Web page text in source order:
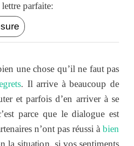
parfaite:
une chose qu’il ne faut pas
. Il arrive à beaucoup de
et parfois d’en arriver à se
parce que le dialogue est
n’ont pas réussi à bien